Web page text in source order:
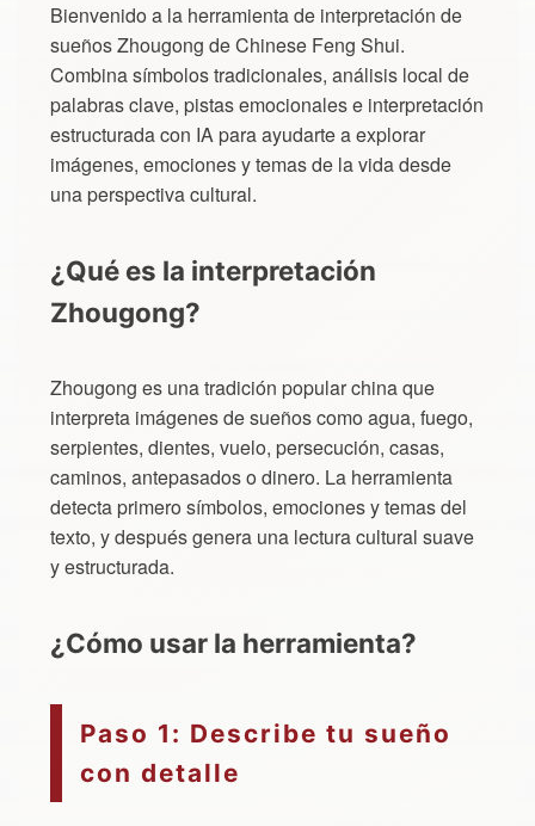
Bienvenido a la herramienta de interpretación de
sueños Zhougong de Chinese Feng Shui.
Combina símbolos tradicionales, análisis local de
palabras clave, pistas emocionales e interpretación
estructurada con IA para ayudarte a explorar
imágenes, emociones y temas de la vida desde
una perspectiva cultural.
¿Qué es la interpretación
Zhougong?
Zhougong es una tradición popular china que
interpreta imágenes de sueños como agua, fuego,
serpientes, dientes, vuelo, persecución, casas,
caminos, antepasados o dinero. La herramienta
detecta primero símbolos, emociones y temas del
texto, y después genera una lectura cultural suave
y estructurada.
¿Cómo usar la herramienta?
Paso 1: Describe tu sueño
con detalle